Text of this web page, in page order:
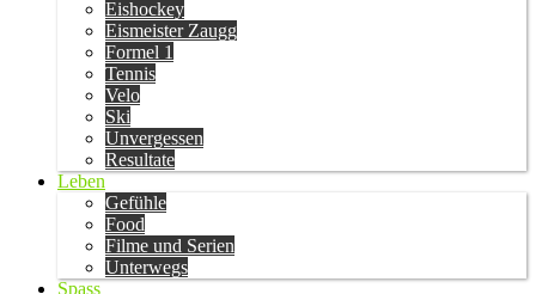
Eishockey
Eismeister Zaugg
Formel 1
Tennis
Velo
Ski
Unvergessen
Resultate
Leben
Gefühle
Food
Filme und Serien
Unterwegs
Spass